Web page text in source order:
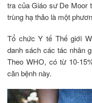
tra của Giáo sư De Moor
trùng hạ thảo là một
Tổ chức Y tế Thế giới
danh sách các tác nhân
Theo WHO, có từ 10-
căn bệnh này.